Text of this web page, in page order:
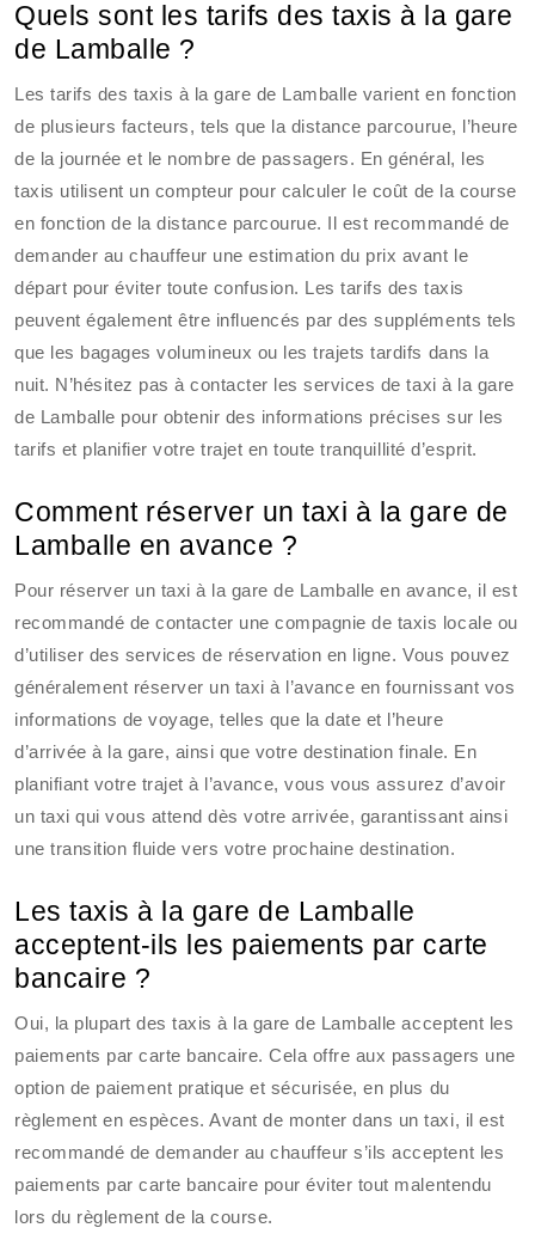
Quels sont les tarifs des taxis à la gare
de Lamballe ?
Les tarifs des taxis à la gare de Lamballe varient en fonction
de plusieurs facteurs, tels que la distance parcourue, l’heure
de la journée et le nombre de passagers. En général, les
taxis utilisent un compteur pour calculer le coût de la course
en fonction de la distance parcourue. Il est recommandé de
demander au chauffeur une estimation du prix avant le
départ pour éviter toute confusion. Les tarifs des taxis
peuvent également être influencés par des suppléments tels
que les bagages volumineux ou les trajets tardifs dans la
nuit. N’hésitez pas à contacter les services de taxi à la gare
de Lamballe pour obtenir des informations précises sur les
tarifs et planifier votre trajet en toute tranquillité d’esprit.
Comment réserver un taxi à la gare de
Lamballe en avance ?
Pour réserver un taxi à la gare de Lamballe en avance, il est
recommandé de contacter une compagnie de taxis locale ou
d’utiliser des services de réservation en ligne. Vous pouvez
généralement réserver un taxi à l’avance en fournissant vos
informations de voyage, telles que la date et l’heure
d’arrivée à la gare, ainsi que votre destination finale. En
planifiant votre trajet à l’avance, vous vous assurez d’avoir
un taxi qui vous attend dès votre arrivée, garantissant ainsi
une transition fluide vers votre prochaine destination.
Les taxis à la gare de Lamballe
acceptent-ils les paiements par carte
bancaire ?
Oui, la plupart des taxis à la gare de Lamballe acceptent les
paiements par carte bancaire. Cela offre aux passagers une
option de paiement pratique et sécurisée, en plus du
règlement en espèces. Avant de monter dans un taxi, il est
recommandé de demander au chauffeur s’ils acceptent les
paiements par carte bancaire pour éviter tout malentendu
lors du règlement de la course.